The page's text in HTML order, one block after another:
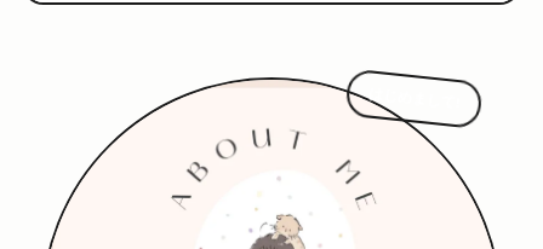
はじめまして!